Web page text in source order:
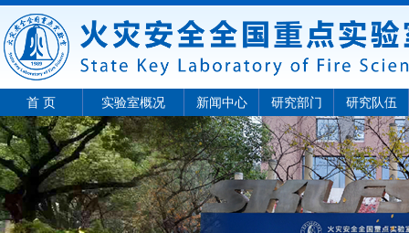
首 页 实验室概况 新闻中心 研究部门 研究队伍